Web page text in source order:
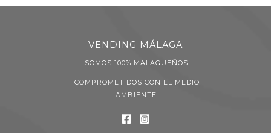
VENDING MÁLAGA
SOMOS 100% MALAGUEÑOS.
COMPROMETIDOS CON EL MEDIO
AMBIENTE.